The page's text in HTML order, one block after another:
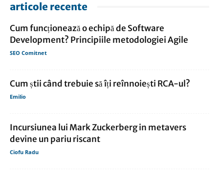
articole recente
Cum funcționează o echipă de Software
Development? Principiile metodologiei Agile
SEO Comitnet
Cum știi când trebuie să îți reînnoiești RCA-ul?
Emilio
Incursiunea lui Mark Zuckerberg in metavers
devine un pariu riscant
Ciofu Radu